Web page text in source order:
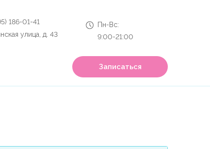
186-01-41
улица, д. 43
Пн-Вс:
9:00-21:00
Записаться